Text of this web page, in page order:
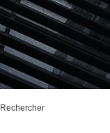
Rechercher